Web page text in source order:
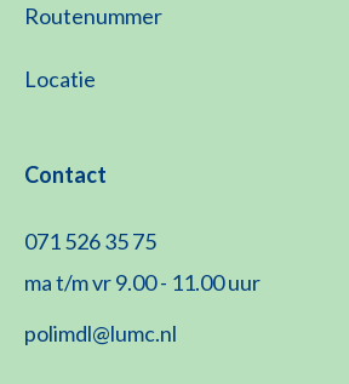
Routenummer
Locatie
Contact
071 526 35 75
ma t/m vr 9.00 - 11.00 uur
polimdl@lumc.nl